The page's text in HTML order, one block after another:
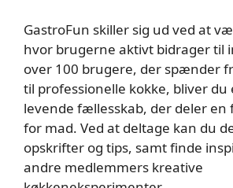
GastroFun skiller sig ud ved at
hvor brugerne aktivt bidrager til
over 100 brugere, der spænder
til professionelle kokke, bliver du
levende fællesskab, der deler en
for mad. Ved at deltage kan du
opskrifter og tips, samt finde
andre medlemmers kreative